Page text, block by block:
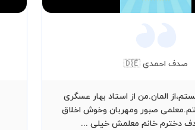
صدف احمدی 🇩🇪
المان.من از استاد بهار عسگری
صبور ومهربان وخوش اخلاق
دخترم خانم معلمش خیلی ...